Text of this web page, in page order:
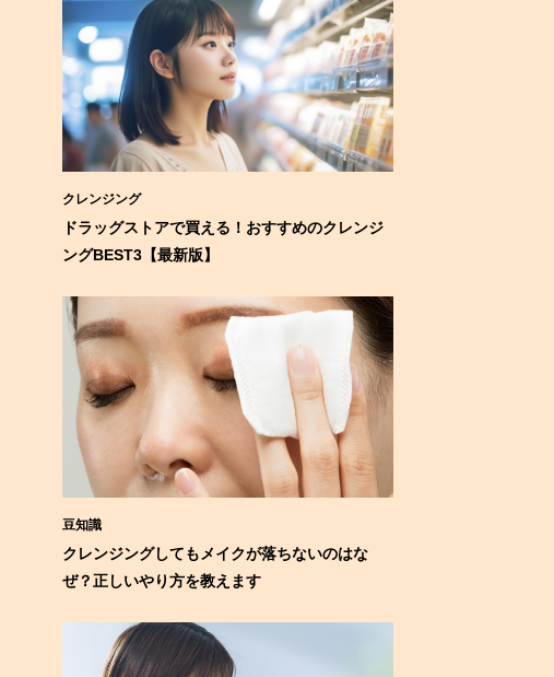
クレンジング
ドラッグストアで買える！おすすめのクレンジ
ングBEST3【最新版】
豆知識
クレンジングしてもメイクが落ちないのはな
ぜ？正しいやり方を教えます